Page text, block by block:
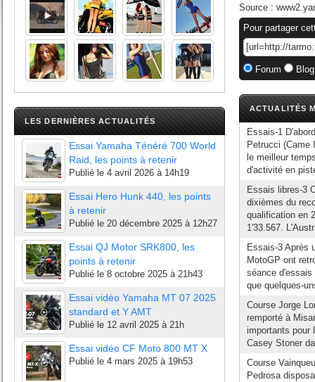
LES DERNIÈRES ACTUALITÉS
Essai Yamaha Ténéré 700 World
Raid, les points à retenir
Publié le 4 avril 2026 à 14h19
Essai Hero Hunk 440, les points
à retenir
Publié le 20 décembre 2025 à 12h27
Essai QJ Motor SRK800, les
points à retenir
Publié le 8 octobre 2025 à 21h43
Essai vidéo Yamaha MT 07 2025
standard et Y AMT
Publié le 12 avril 2025 à 21h
Essai vidéo CF Moto 800 MT X
Publié le 4 mars 2025 à 19h53
Source :
Pour partager
Forum
ACTUALITÉS
Essais-1
Petrucci (Came
le meilleur
d'activité en
Essais libres-3
dixièmes du
qualification en
1'33.567.
Essais-3 Après
MotoGP ont
séance
que quelques-
Course Jorge
remporté à
importants pour
Casey Stoner
Course
Pedrosa